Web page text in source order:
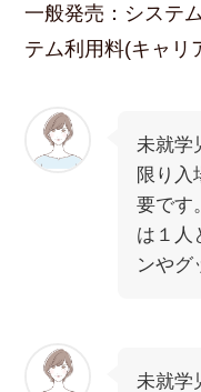
一般発売：システ
テム利用料(キャリ
未就学
限り入
要です
は１人
ンやグ
未就学